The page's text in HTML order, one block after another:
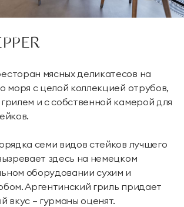
мясных деликатесов на
моря с целой коллекцией отрубов,
и с собственной камерой для
семи видов стейков лучшего
здесь на немецком
оборудовании сухим и
Аргентинский гриль придает
вкус — гурманы оценят.